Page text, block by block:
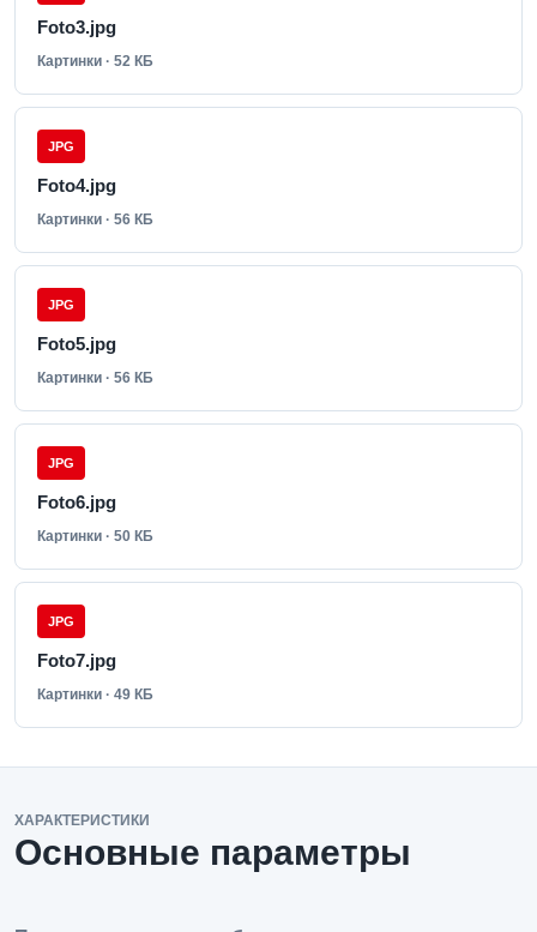
Foto3.jpg
Картинки · 52 КБ
JPG
Foto4.jpg
Картинки · 56 КБ
JPG
Foto5.jpg
Картинки · 56 КБ
JPG
Foto6.jpg
Картинки · 50 КБ
JPG
Foto7.jpg
Картинки · 49 КБ
ХАРАКТЕРИСТИКИ
Основные параметры